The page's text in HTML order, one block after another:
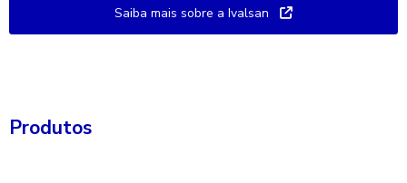
Saiba mais sobre a Ivalsan
Produtos